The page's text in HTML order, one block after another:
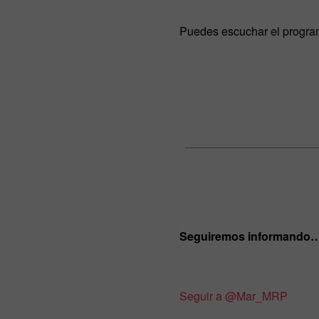
Puedes escuchar el
Seguiremos
Seguir a @Mar_MRP